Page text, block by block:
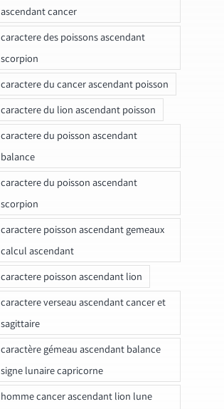
ascendant cancer
caractere des poissons ascendant
scorpion
caractere du cancer ascendant poisson
caractere du lion ascendant poisson
caractere du poisson ascendant
balance
caractere du poisson ascendant
scorpion
caractere poisson ascendant gemeaux
calcul ascendant
caractere poisson ascendant lion
caractere verseau ascendant cancer et
sagittaire
caractère gémeau ascendant balance
signe lunaire capricorne
homme cancer ascendant lion lune